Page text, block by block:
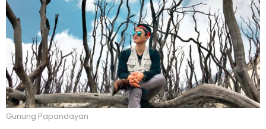
Gunung Papandayan